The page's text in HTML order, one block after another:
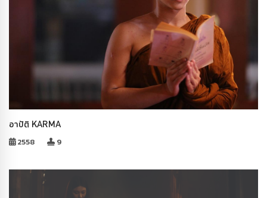
อาปัติ KARMA
2558 9